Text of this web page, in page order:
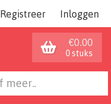
Registreer Inloggen
€0.00
0 stuks